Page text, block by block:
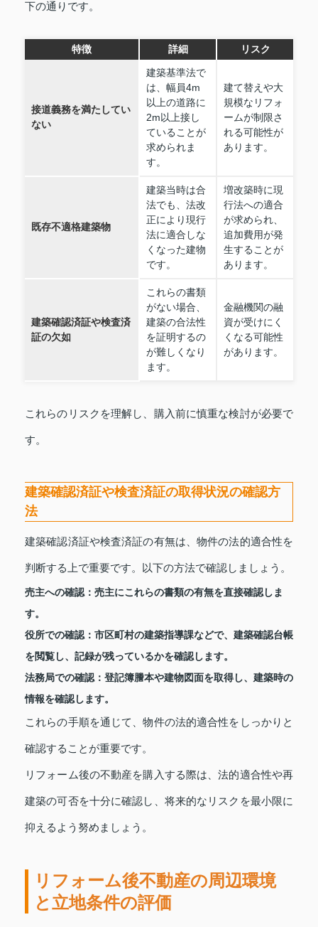
下の通りです。
特徴 詳細 リスク
接道義務を満たしてい
ない
建築基準法で
は、幅員4m
以上の道路に
2m以上接し
ていることが
求められま
す。
建て替えや大
規模なリフォ
ームが制限さ
れる可能性が
あります。
既存不適格建築物
建築当時は合
法でも、法改
正により現行
法に適合しな
くなった建物
です。
増改築時に現
行法への適合
が求められ、
追加費用が発
生することが
あります。
建築確認済証や検査済
証の欠如
これらの書類
がない場合、
建築の合法性
を証明するの
が難しくなり
ます。
金融機関の融
資が受けにく
くなる可能性
があります。
これらのリスクを理解し、購入前に慎重な検討が必要で
す。
建築確認済証や検査済証の取得状況の確認方
法
建築確認済証や検査済証の有無は、物件の法的適合性を
判断する上で重要です。以下の方法で確認しましょう。
売主への確認： 売主にこれらの書類の有無を直接確認しま
す。
役所での確認： 市区町村の建築指導課などで、建築確認台帳
を閲覧し、記録が残っているかを確認します。
法務局での確認： 登記簿謄本や建物図面を取得し、建築時の
情報を確認します。
これらの手順を通じて、物件の法的適合性をしっかりと
確認することが重要です。
リフォーム後の不動産を購入する際は、法的適合性や再
建築の可否を十分に確認し、将来的なリスクを最小限に
抑えるよう努めましょう。
リフォーム後不動産の周辺環境
と立地条件の評価